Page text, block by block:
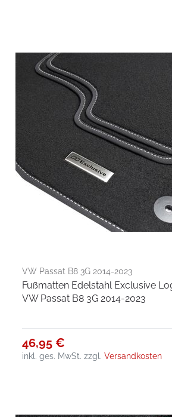
VW Passat B8 3G 2014-2023
Fußmatten Edelstahl Exclusive
VW Passat B8 3G 2014-2023
46,95 €
inkl. ges. MwSt. zzgl.Versandkosten